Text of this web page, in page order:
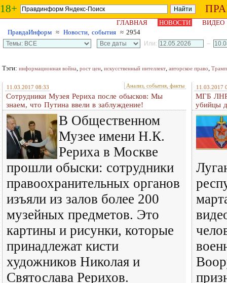
18+
ГЛАВНАЯ НОВОСТИ
ВИДЕО
ПравдаИнформ ≈ Новости, события ≈ 2954
Или: –
Тэги: информационная война, рост цен, искусственный интеллект, авторское право, Трамп
11.03.2017 08:33 Анализ, события, факты
Сотрудники Музея Рериха после обысков: Мы
знаем, что Путина ввели в заблуждение!
В Общественном
Музее имени Н.К.
Рериха в Москве
прошли обыски: сотрудники
правоохранительных органов
изъяли из залов более 200
музейных предметов. Это
картины и рисунки, которые
принадлежат кисти
художников Николая и
Святослава Рерихов.
11.03.2017
МГБ ЛНР
убийцы